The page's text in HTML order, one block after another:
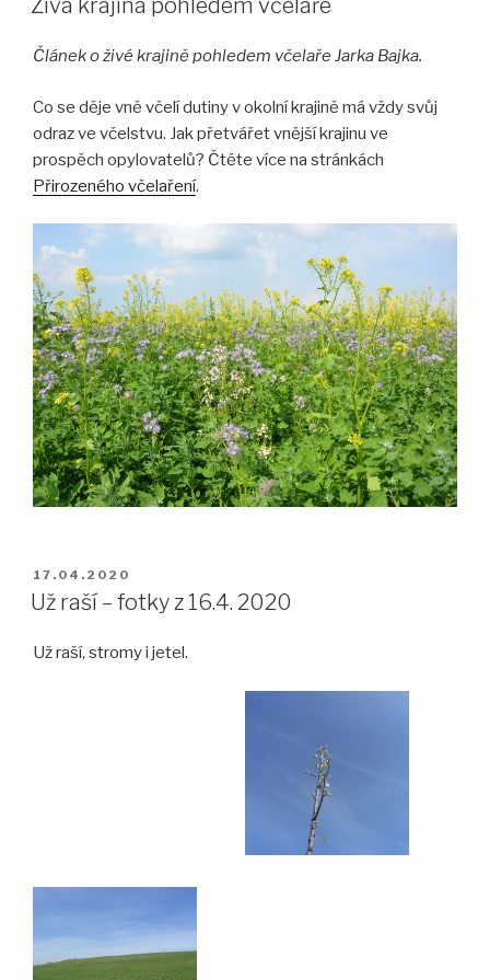
Živá krajina pohledem včelaře
Článek o živé krajině pohledem včelaře Jarka Bajka.
Co se děje vně včelí dutiny v okolní krajině má vždy svůj
odraz ve včelstvu. Jak přetvářet vnější krajinu ve
prospěch opylovatelů? Čtěte více na stránkách
Přirozeného včelaření.
PUBLIKOVÁNO
17.04.2020
Už raší – fotky z 16.4. 2020
Už raší, stromy i jetel.